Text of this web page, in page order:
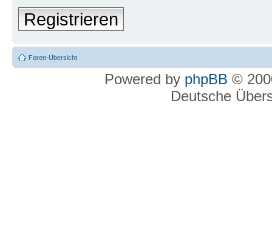
Registrieren
Foren-Übersicht
Powered by phpBB ©
Deutsche